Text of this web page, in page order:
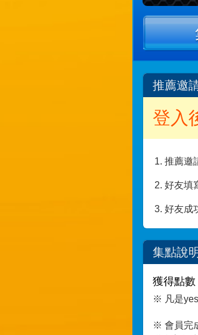
推薦邀
登入
推薦邀
好友填
好友成
集點說明
獲得點數
※ 凡是
※ 會員完